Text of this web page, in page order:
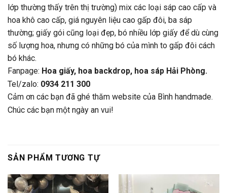
lớp thường thấy trên thị trường) mix các loại sáp cao cấp và
hoa khô cao cấp, giá nguyên liệu cao gấp đôi, ba sáp
thường; giấy gói cũng loại đẹp, bó nhiều lớp giấy để dù cùng
số lượng hoa, nhưng có những bó của mình to gấp đôi cách
bó khác.
Fanpage: Hoa giấy, hoa backdrop, hoa sáp Hải Phòng.
Tel/zalo: 0934 211 300
Cảm ơn các bạn đã ghé thăm website của Bình handmade.
Chúc các bạn một ngày an vui!
SẢN PHẨM TƯƠNG TỰ